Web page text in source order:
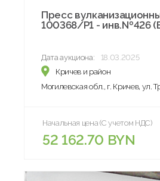
Пресс
100368/Р1 - инв.№426
Дата аукциона:
18.03.2025
Кричев и район
Могилевская обл., г. Кричев, ул.
Начальная цена (С учетом НДС)
52 162.70 BYN